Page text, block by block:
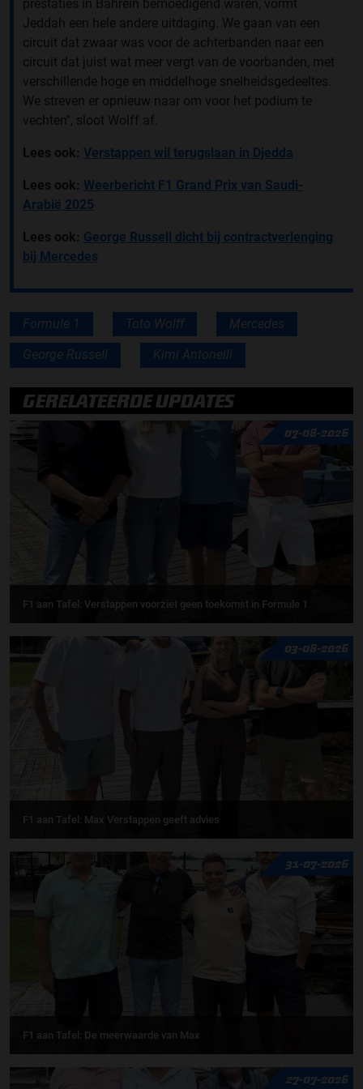
prestaties in Bahrein bemoedigend waren, vormt
Jeddah een hele andere uitdaging. We gaan van een
circuit dat zwaar was voor de achterbanden naar een
circuit dat juist wat meer vergt van de voorbanden, met
verschillende hoge en middelhoge snelheidsgedeeltes.
We streven er opnieuw naar om voor het podium te
vechten'', sloot Wolff af.
Lees ook: Verstappen wil terugslaan in Djedda
Lees ook: Weerbericht F1 Grand Prix van Saudi-
Arabië 2025
Lees ook: George Russell dicht bij contractverlenging
bij Mercedes
Formule 1 Toto Wolff Mercedes
George Russell Kimi Antonelli
GERELATEERDE UPDATES
07-08-2026
F1 aan Tafel: Verstappen voorziet geen toekomst in Formule 1
03-08-2026
F1 aan Tafel: Max Verstappen geeft advies
31-07-2026
F1 aan Tafel: De meerwaarde van Max
27-07-2026